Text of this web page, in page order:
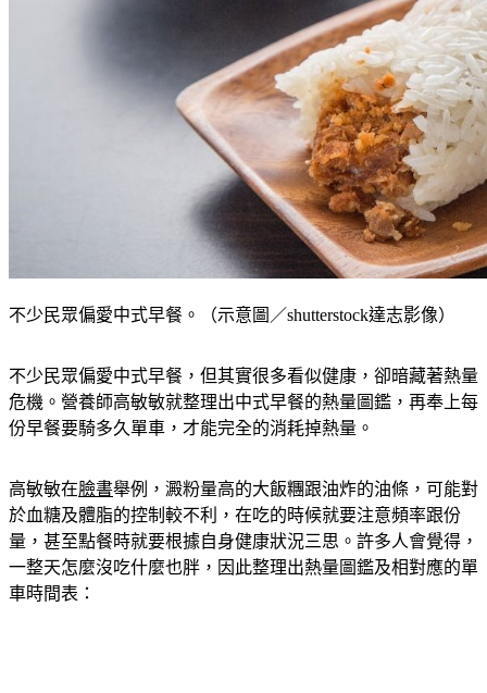
不少民眾偏愛中式早餐。（示意圖／shutterstock達志影像）
不少民眾偏愛中式早餐，但其實很多看似健康，卻暗藏著熱量
危機。營養師高敏敏就整理出中式早餐的熱量圖鑑，再奉上每
份早餐要騎多久單車，才能完全的消耗掉熱量。
高敏敏在臉書舉例，澱粉量高的大飯糰跟油炸的油條，可能對
於血糖及體脂的控制較不利，在吃的時候就要注意頻率跟份
量，甚至點餐時就要根據自身健康狀況三思。許多人會覺得，
一整天怎麼沒吃什麼也胖，因此整理出熱量圖鑑及相對應的單
車時間表：